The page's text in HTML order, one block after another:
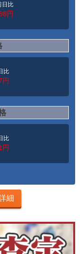
日比
円
比
円
比
円
細